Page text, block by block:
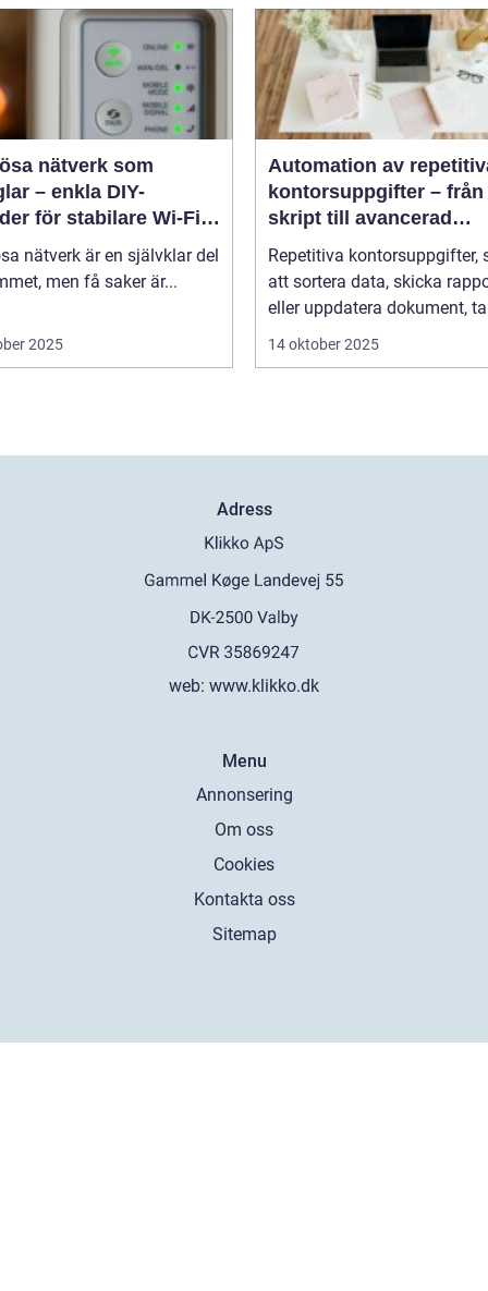
nätverk som
– enkla DIY-
för stabilare Wi-Fi i
nätverk är en självklar del
men få saker är...
2025
Automation av
kontorsuppgifter – från
skript till avancerad
programvara
Repetitiva kontorsuppgifter,
att sortera data, skicka
eller uppdatera dokument,
14 oktober 2025
Adress
web: www.klikko.dk
Menu
Annonsering
Om oss
Cookies
Kontakta oss
Sitemap